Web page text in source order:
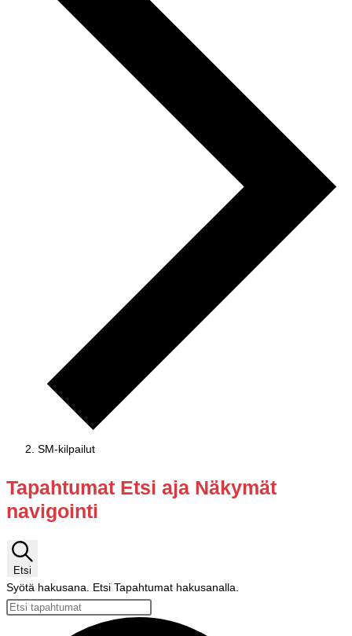
SM-kilpailut
Tapahtumat
Tapahtumat Etsi aja Näkymät
navigointi
Etsi
Syötä hakusana. Etsi Tapahtumat hakusanalla.